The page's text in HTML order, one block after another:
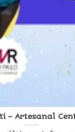
– Artesanal